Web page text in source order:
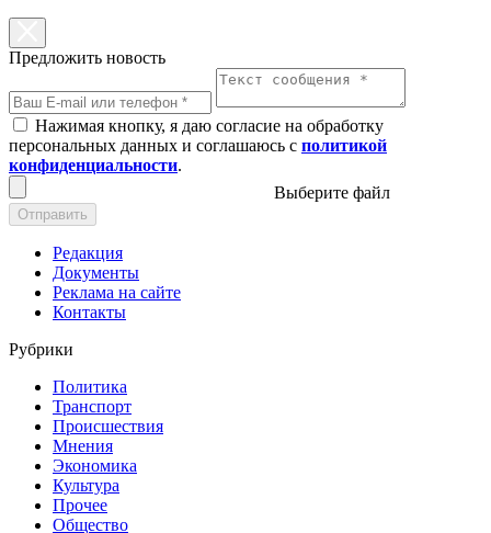
Предложить новость
Нажимая кнопку, я даю согласие на обработку
персональных данных и соглашаюсь с политикой
конфиденциальности.
Выберите файл
Отправить
Редакция
Документы
Реклама на сайте
Контакты
Рубрики
Политика
Транспорт
Происшествия
Мнения
Экономика
Культура
Прочее
Общество